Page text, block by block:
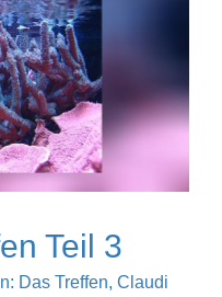
Teil 3
Das Treffen, Claudi